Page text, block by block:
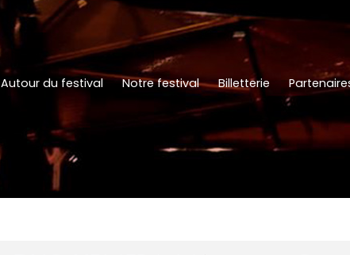
Autour du festival Notre festival Billetterie